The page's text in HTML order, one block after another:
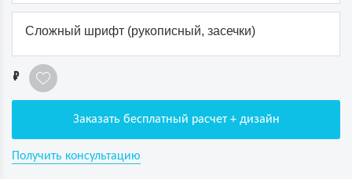
Сложный шрифт (рукописный, засечки)
1
Заказать бесплатный расчет + дизайн
Получить консультацию